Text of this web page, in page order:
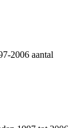
2006 aantal